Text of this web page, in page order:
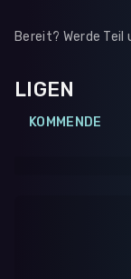
Bereit? Werde
LIGEN
KOMMENDE